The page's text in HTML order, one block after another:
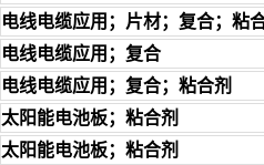
电线电缆应用；片材；复合；粘
电线电缆应用；复合
电线电缆应用；复合；粘合剂
太阳能电池板；粘合剂
太阳能电池板；粘合剂